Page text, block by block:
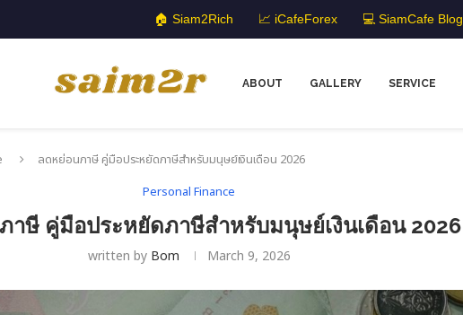
🏠 Siam2Rich 📈 iCafeForex 💻 SiamCafe Blog
ABOUT GALLERY SERVICE
ลดหย่อนภาษี คู่มือประหยัดภาษีสำหรับมนุษย์เงินเดือน 2026
Personal Finance
าษี คู่มือประหยัดภาษีสำหรับมนุษย์เงินเดือน 2026
written by Bom March 9, 2026